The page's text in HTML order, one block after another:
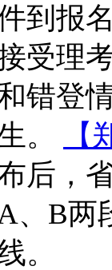
到报
受理
错登
。
后，
、B两
。